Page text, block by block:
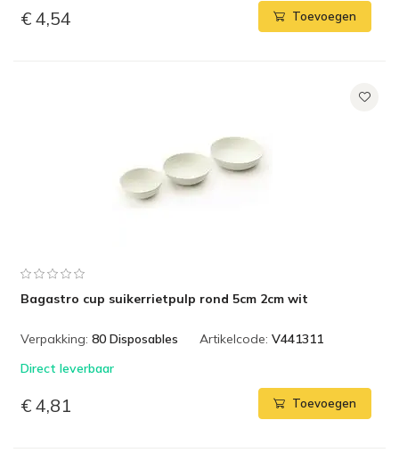
€ 4,54 Toevoegen
Bagastro cup suikerrietpulp rond 5cm 2cm wit
Verpakking: 80 Disposables Artikelcode: V441311
Direct leverbaar
€ 4,81 Toevoegen